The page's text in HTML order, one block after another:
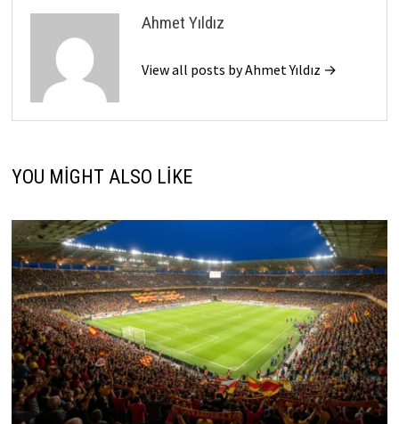
Ahmet Yıldız
View all posts by Ahmet Yıldız →
YOU MIGHT ALSO LIKE